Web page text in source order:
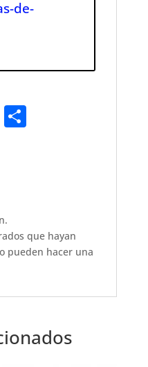
de-
S
que hayan
pueden hacer una